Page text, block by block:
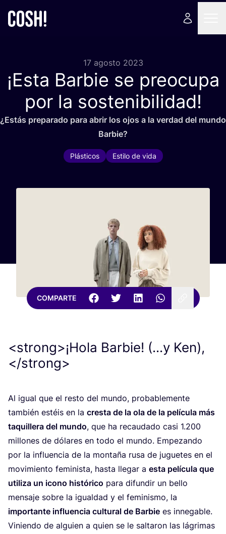
17 agosto 2023
¡Esta Barbie se preocupa
por la sostenibilidad!
¿Estás pre­pa­ra­do para abrir los ojos a la ver­dad del mun­do
Barbie?
Plásticos Estilo de vida
COMPARTE
<strong>¡Hola Barbie! (...y Ken),
</strong>
Al igual que el res­to del mun­do, pro­ba­ble­men­te
tam­bién estéis en la cres­ta de la ola de la pelí­cu­la más
taqui­lle­ra del mun­do, que ha recau­da­do casi 1.200
millo­nes de dóla­res en todo el mun­do. Empe­zan­do
por la influen­cia de la mon­ta­ña rusa de jugue­tes en el
movi­mien­to femi­nis­ta, has­ta lle­gar a esta pelí­cu­la que
uti­li­za un icono his­tó­ri­co para difun­dir un bello
men­sa­je sobre la igual­dad y el femi­nis­mo, la
impor­tan­te influen­cia cul­tu­ral de Bar­bie es inne­ga­ble.
Vinien­do de alguien a quien se le sal­ta­ron las lágri­mas